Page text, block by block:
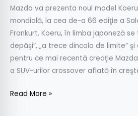
Mazda va prezenta noul model
mondială, la cea de-a 66 ediţie a
Frankurt. Koeru, în limba japoneză se
depăşi”, „a trece dincolo de limite”
pentru ce mai recentă creaţie
a SUV-urilor crossover aflată în
Read More »